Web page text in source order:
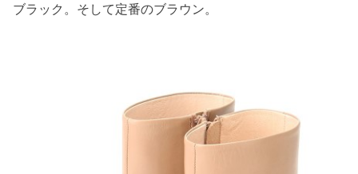
ブラック。そして定番のブラウン。